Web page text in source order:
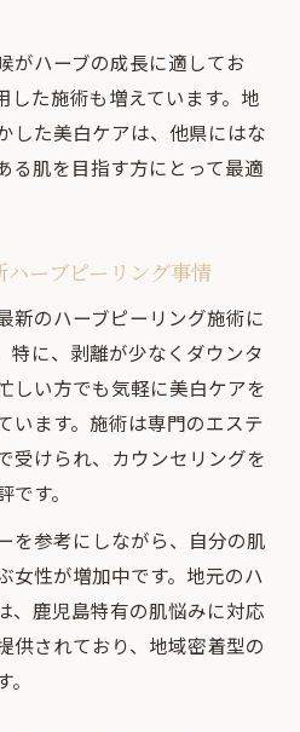
がハーブの成長に適してお
した施術も増えています。地
した美白ケアは、他県にはな
る肌を目指す方にとって最適
ーブピーリング事情
新のハーブピーリング施術に
特に、剥離が少なくダウンタ
しい方でも気軽に美白ケアを
います。施術は専門のエステ
受けられ、カウンセリングを
す。
を参考にしながら、自分の肌
女性が増加中です。地元のハ
、鹿児島特有の肌悩みに対応
供されており、地域密着型の